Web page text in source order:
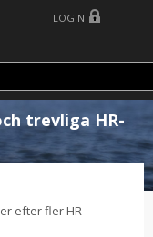
LOGIN
trevliga HR-
efter fler HR-